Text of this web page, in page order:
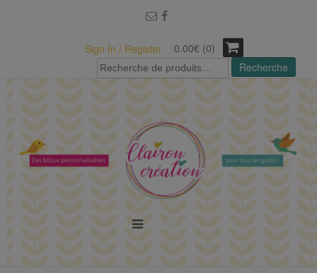
Sign In / Register
0.00€ (0)
Recherche
pour :
Recherche